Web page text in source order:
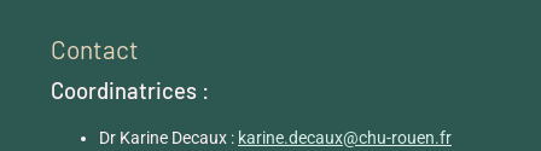
Contact
Coordinatrices :
Dr Karine Decaux : karine.decaux@chu-rouen.fr